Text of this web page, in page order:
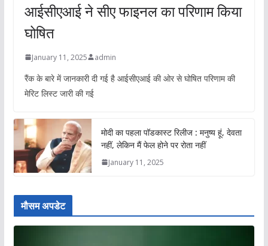
आईसीएआई ने सीए फाइनल का परिणाम किया
घोषित
January 11, 2025 admin
रैंक के बारे में जानकारी दी गई है आईसीएआई की ओर से घोषित परिणाम की
मेरिट लिस्ट जारी की गई
मोदी का पहला पॉडकास्ट रिलीज : मनुष्य हूं, देवता
नहीं, लेकिन मैं फेल होने पर रोता नहीं
January 11, 2025
मौसम अपडेट